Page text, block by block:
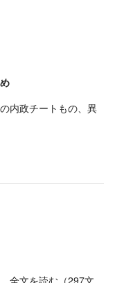
内政チートもの、異
全文を読む（297文